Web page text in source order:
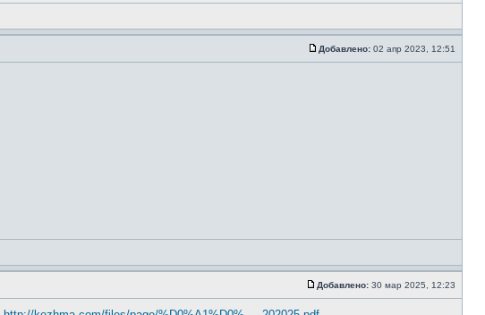
Добавлено: 02 апр 2023, 12:51
Добавлено: 30 мар 2025, 12:23